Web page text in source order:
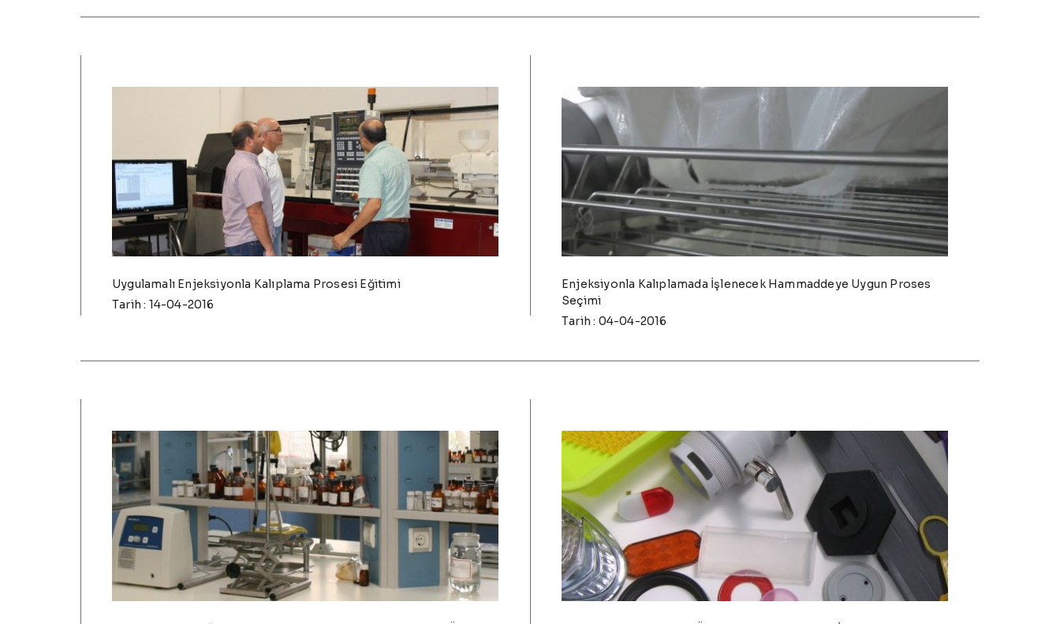
Uygulamalı Enjeksiyonla Kalıplama Prosesi Eğitimi
Tarih : 14-04-2016
Enjeksiyonla Kalıplamada İşlenecek Hammaddeye Uygun Proses
Seçimi
Tarih : 04-04-2016